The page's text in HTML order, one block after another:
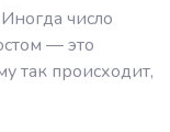
число
— это
так происходит,